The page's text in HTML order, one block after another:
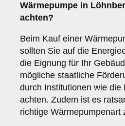
Wärmepumpe in
achten?
Beim Kauf einer
sollten Sie auf die
die Eignung für Ihr
mögliche staatliche
durch Institutionen wie die
achten. Zudem ist es
richtige Wärmepumpenart